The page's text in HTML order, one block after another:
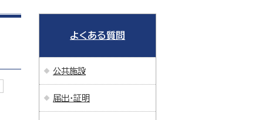
よくある質問
公共施設
届出・証明